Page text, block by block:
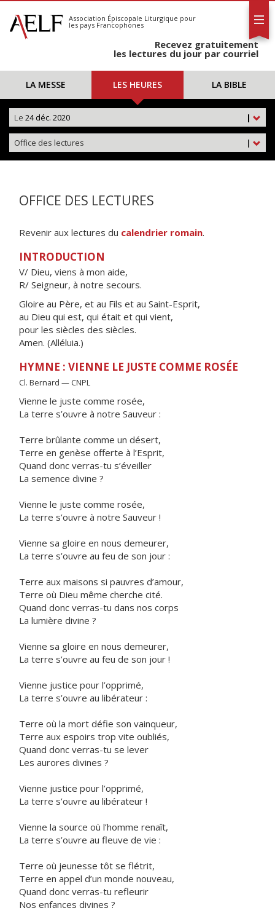
S'abonner
Calendrier
Association Épiscopale Liturgique pour
les pays Francophones
Recevez gratuitement
les lectures du jour par courriel
LA MESSE LES HEURES LA BIBLE
|
Le 24 déc. 2020
|
Office des lectures
OFFICE DES LECTURES
Revenir aux lectures du calendrier romain.
INTRODUCTION
V/ Dieu, viens à mon aide,
R/ Seigneur, à notre secours.
Gloire au Père, et au Fils et au Saint-Esprit,
au Dieu qui est, qui était et qui vient,
pour les siècles des siècles.
Amen. (Alléluia.)
HYMNE : VIENNE LE JUSTE COMME ROSÉE
Cl. Bernard — CNPL
Vienne le juste comme rosée,
La terre s’ouvre à notre Sauveur :
Terre brûlante comme un désert,
Terre en genèse offerte à l’Esprit,
Quand donc verras-tu s’éveiller
La semence divine ?
Vienne le juste comme rosée,
La terre s’ouvre à notre Sauveur !
Vienne sa gloire en nous demeurer,
La terre s’ouvre au feu de son jour :
Terre aux maisons si pauvres d’amour,
Terre où Dieu même cherche cité.
Quand donc verras-tu dans nos corps
La lumière divine ?
Vienne sa gloire en nous demeurer,
La terre s’ouvre au feu de son jour !
Vienne justice pour l’opprimé,
La terre s’ouvre au libérateur :
Terre où la mort défie son vainqueur,
Terre aux espoirs trop vite oubliés,
Quand donc verras-tu se lever
Les aurores divines ?
Vienne justice pour l’opprimé,
La terre s’ouvre au libérateur !
Vienne la source où l’homme renaît,
La terre s’ouvre au fleuve de vie :
Terre où jeunesse tôt se flétrit,
Terre en appel d’un monde nouveau,
Quand donc verras-tu refleurir
Nos enfances divines ?